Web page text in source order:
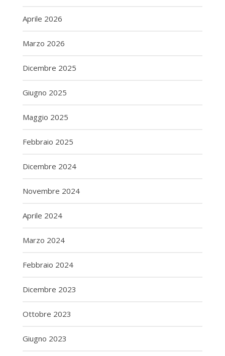
Aprile 2026
Marzo 2026
Dicembre 2025
Giugno 2025
Maggio 2025
Febbraio 2025
Dicembre 2024
Novembre 2024
Aprile 2024
Marzo 2024
Febbraio 2024
Dicembre 2023
Ottobre 2023
Giugno 2023